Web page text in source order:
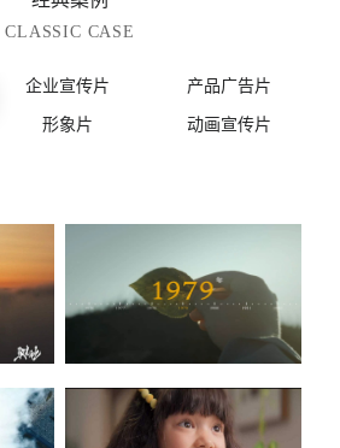
CLASSIC CASE
企业宣传片 产品广告片
形象片 动画宣传片
智慧水利企业形象宣传片